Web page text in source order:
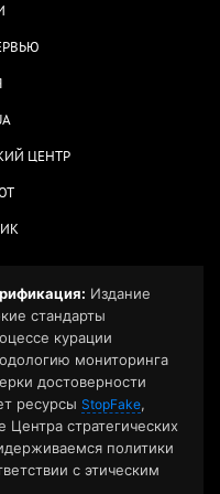
ЦЕНТР
Издание
стандарты
курации
мониторинга
достоверности
ресурсы StopFake,
стратегических
политики
с этическим